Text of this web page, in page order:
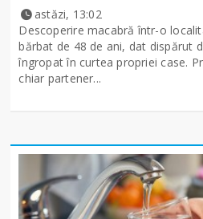
astăzi, 13:02
Descoperire macabră într-o
bărbat de 48 de ani, dat dispărut
îngropat în curtea propriei case.
chiar partener...